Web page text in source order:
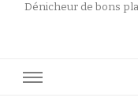
Dénicheur de bons